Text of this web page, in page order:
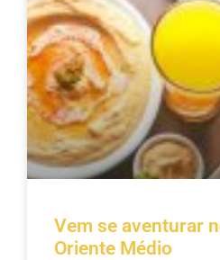
Vem se aventurar
Oriente Médio